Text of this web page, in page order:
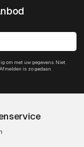
om met uw gegevens. Niet
is zo gedaan.